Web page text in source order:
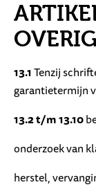
13.1Tenzij
garantietermijn
13.2 t/m 13.10
onderzoek van
herstel,